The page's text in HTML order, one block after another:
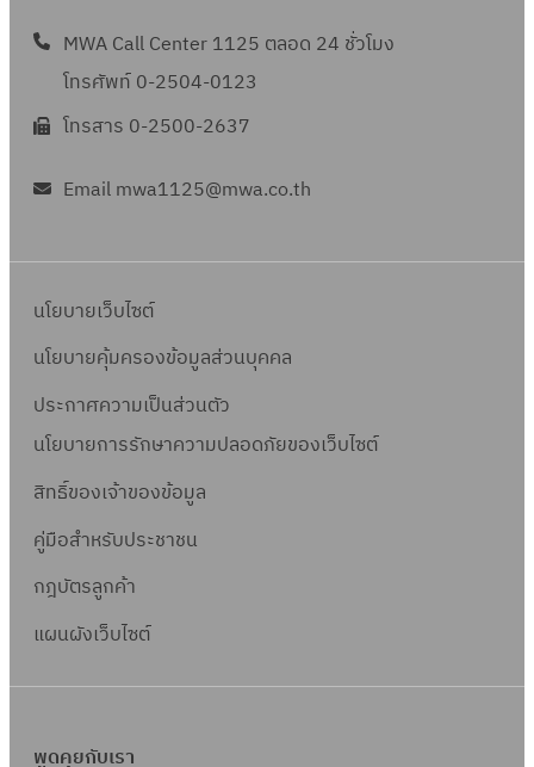
MWA Call Center 1125 ตลอด 24 ชั่วโมง
โทรศัพท์ 0-2504-0123
โทรสาร 0-2500-2637
Email mwa1125@mwa.co.th
นโยบายเว็บไซต์
นโยบายคุ้มครองข้อมูลส่วนบุคคล
ประกาศความเป็นส่วนตัว
นโยบายการรักษาความปลอดภัยของเว็บไซต์
สิทธิ์ของเจ้าของข้อมูล
คู่มือสำหรับประชาชน
กฎบัตรลูกค้า
แผนผังเว็บไซต์
พูดคุยกับเรา